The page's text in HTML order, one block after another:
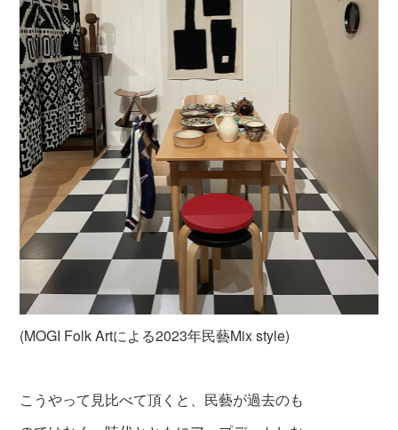
(MOGI Folk Artによる2023年民藝Mix style)
こうやって見比べて頂くと、民藝が過去のも